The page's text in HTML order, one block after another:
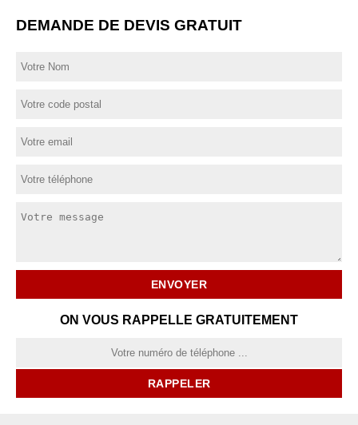
DEMANDE DE DEVIS GRATUIT
ON VOUS RAPPELLE GRATUITEMENT